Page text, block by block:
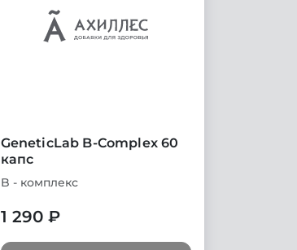
GeneticLab B-Complex 60
капс
B - комплекс
1 290 ₽